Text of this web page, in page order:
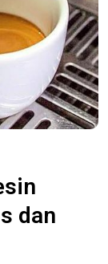
dan